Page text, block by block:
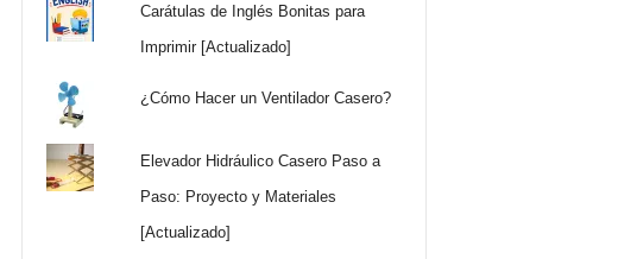
Carátulas de Inglés Bonitas para
Imprimir [Actualizado]
¿Cómo Hacer un Ventilador Casero?
Elevador Hidráulico Casero Paso a
Paso: Proyecto y Materiales
[Actualizado]